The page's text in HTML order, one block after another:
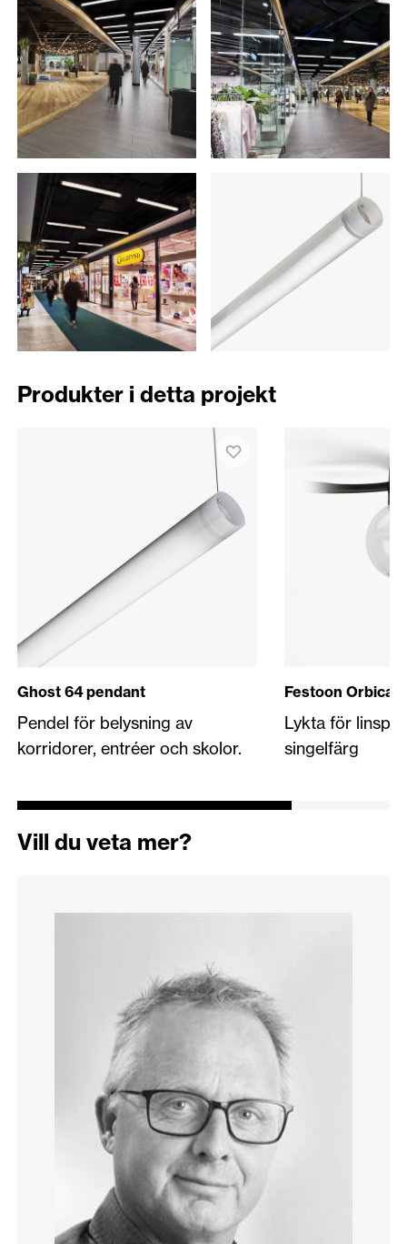
Produkter i detta projekt
Ghost 64 pendant
Pendel för belysning av
korridorer, entréer och skolor.
Festoon Orbical
Lykta för
singelfärg
Vill du veta mer?